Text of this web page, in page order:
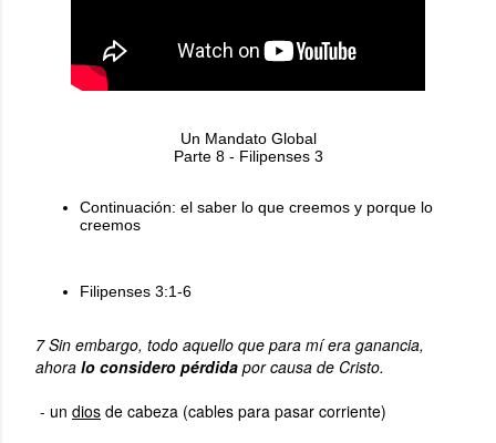
Un Mandato Global
Parte 8 - Filipenses 3
Continuación: el saber lo que creemos y porque lo
creemos
Filipenses 3:1-6
7 Sin embargo, todo aquello que para mí era ganancia,
ahora lo considero pérdida por causa de Cristo.
- un dios de cabeza (cables para pasar corriente)